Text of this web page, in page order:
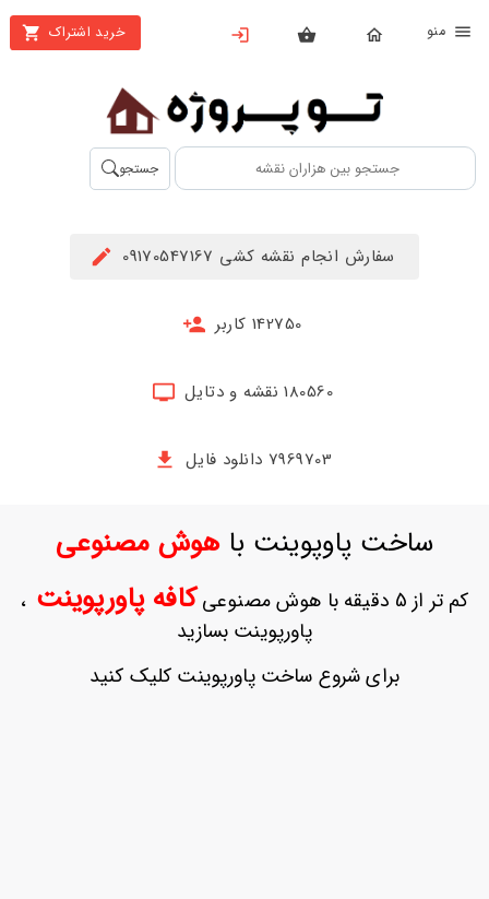
خرید اشتراک
بستن
محصولات
تهیه
اشتراک
حساب
ثبت
بازیابی
جستجو
سفارش انجام نقشه کشی 09170547167
142750 کاربر
180560 نقشه و دتایل
7969703 دانلود فایل
ساخت پاوپوینت باهوش مصنوعی
کم تر از 5 دقیقه با هوش مصنوعی کافه پاورپوینت ،
پاورپوینت بسازید
برای شروع ساخت پاورپوینت کلیک کنید